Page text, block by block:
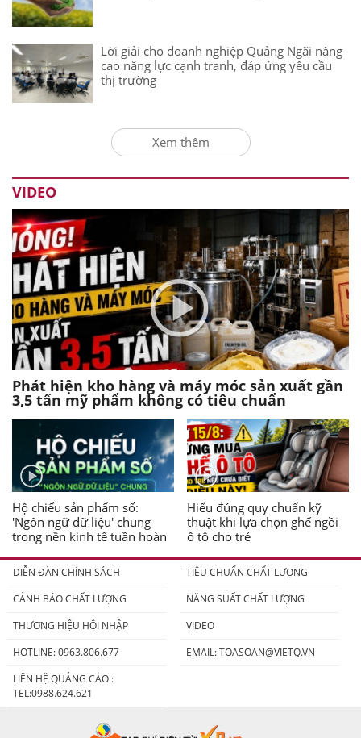
Lời giải cho doanh nghiệp Quảng Ngãi nâng
cao năng lực cạnh tranh, đáp ứng yêu cầu
thị trường
Xem thêm
VIDEO
Phát hiện kho hàng và máy móc sản xuất gần
3,5 tấn mỹ phẩm không có tiêu chuẩn
Hộ chiếu sản phẩm số:
'Ngôn ngữ dữ liệu' chung
trong nền kinh tế tuần hoàn
Hiểu đúng quy chuẩn kỹ
thuật khi lựa chọn ghế ngồi
ô tô cho trẻ
DIỄN ĐÀN CHÍNH SÁCH
TIÊU CHUẨN CHẤT LƯỢNG
CẢNH BÁO CHẤT LƯỢNG
NĂNG SUẤT CHẤT LƯỢNG
THƯƠNG HIỆU HỘI NHẬP
VIDEO
HOTLINE: 0963.806.677
EMAIL:TOASOAN@VIETQ.VN
LIÊN HỆ QUẢNG CÁO :
TEL:0988.624.621